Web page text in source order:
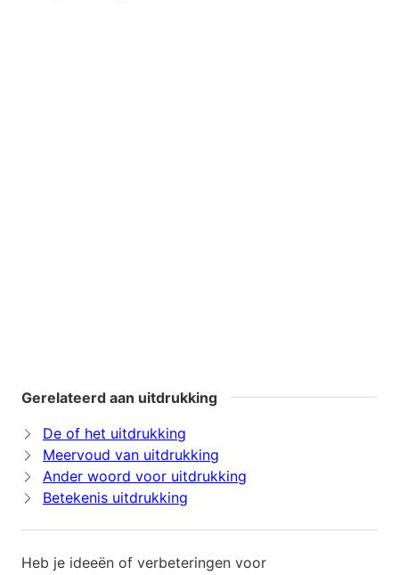
Gerelateerd aan uitdrukking
De of het uitdrukking
Meervoud van uitdrukking
Ander woord voor uitdrukking
Betekenis uitdrukking
Heb je ideeën of verbeteringen voor